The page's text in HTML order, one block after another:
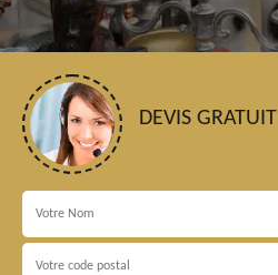
DEVIS GRATUIT